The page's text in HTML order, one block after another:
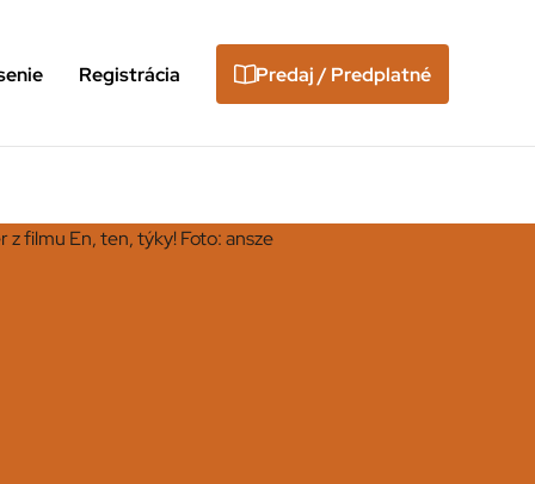
Registrácia Predaj / Predplatné